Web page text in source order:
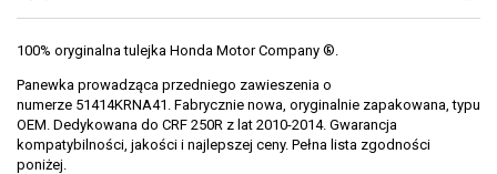
100% oryginalna tulejka Honda Motor Company ®.
Panewka prowadząca przedniego zawieszenia o
numerze 51414KRNA41. Fabrycznie nowa, oryginalnie zapakowana, typu
OEM. Dedykowana do CRF 250R z lat 2010-2014. Gwarancja
kompatybilności, jakości i najlepszej ceny. Pełna lista zgodności
poniżej.